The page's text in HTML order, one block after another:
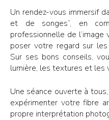
Un rendez-vous immersif
et de songes”, en
professionnelle de l’image
poser votre regard sur
Sur ses bons conseils,
lumière, les textures et les
Une séance ouverte à
expérimenter votre fibre
propre interprétation